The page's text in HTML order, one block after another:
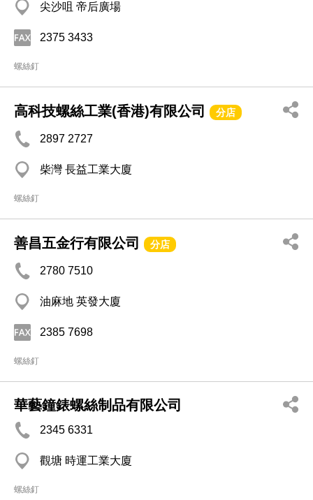
尖沙咀 帝后廣場
2375 3433
螺絲釘
高科技螺絲工業(香港)有限公司 分店
2897 2727
柴灣 長益工業大廈
螺絲釘
善昌五金行有限公司 分店
2780 7510
油麻地 英發大廈
2385 7698
螺絲釘
華藝鐘錶螺絲制品有限公司
2345 6331
觀塘 時運工業大廈
螺絲釘